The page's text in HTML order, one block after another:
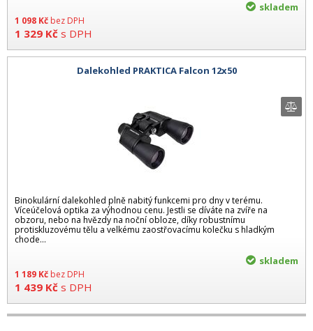
1 098 Kč bez DPH
1 329 Kč s DPH
skladem
Dalekohled PRAKTICA Falcon 12x50
Binokulární dalekohled plně nabitý funkcemi pro dny v terému.
Víceúčelová optika za výhodnou cenu. Jestli se díváte na zvíře na
obzoru, nebo na hvězdy na noční obloze, díky robustnímu
protiskluzovému tělu a velkému zaostřovacímu kolečku s hladkým
chode...
1 189 Kč bez DPH
1 439 Kč s DPH
skladem